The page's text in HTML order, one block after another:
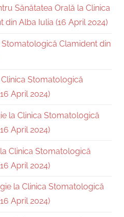
Sănătatea Orală la Clinica
Alba Iulia (16 April 2024)
Clamident din
Stomatologică
April 2024)
la Clinica Stomatologică
April 2024)
Clinica Stomatologică
April 2024)
la Clinica Stomatologică
April 2024)